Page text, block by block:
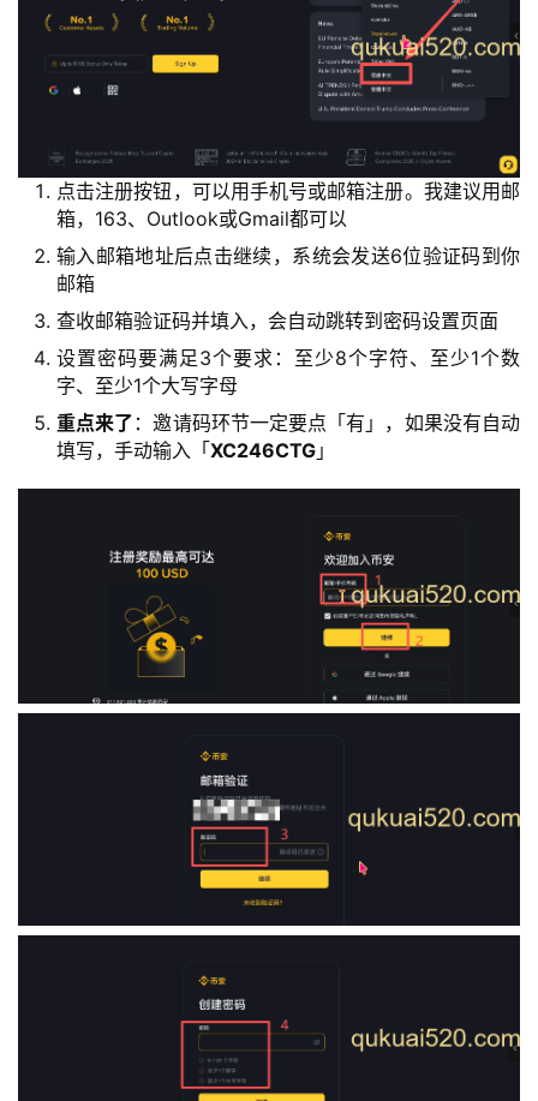
点击注册按钮，可以用手机号或邮箱注册。我建议用邮
箱，163、Outlook或Gmail都可以
输入邮箱地址后点击继续，系统会发送6位验证码到你
邮箱
查收邮箱验证码并填入，会自动跳转到密码设置页面
设置密码要满足3个要求：至少8个字符、至少1个数
字、至少1个大写字母
重点来了 ：邀请码环节一定要点「有」，如果没有自动
填写，手动输入「XC246CTG 」